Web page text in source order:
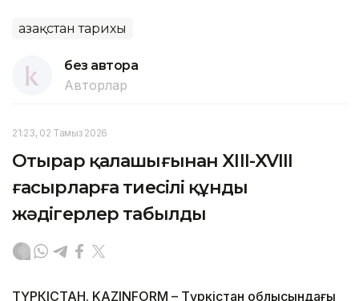
Қазақстан тарихы
без автора
Авторлар
21:23, 02 Тамыз 2026
Отырар қалашығынан XIII-XVIII
ғасырларға тиесілі құнды
жәдігерлер табылды
ТҮРКІСТАН. KAZINFORM – Түркістан облысындағы